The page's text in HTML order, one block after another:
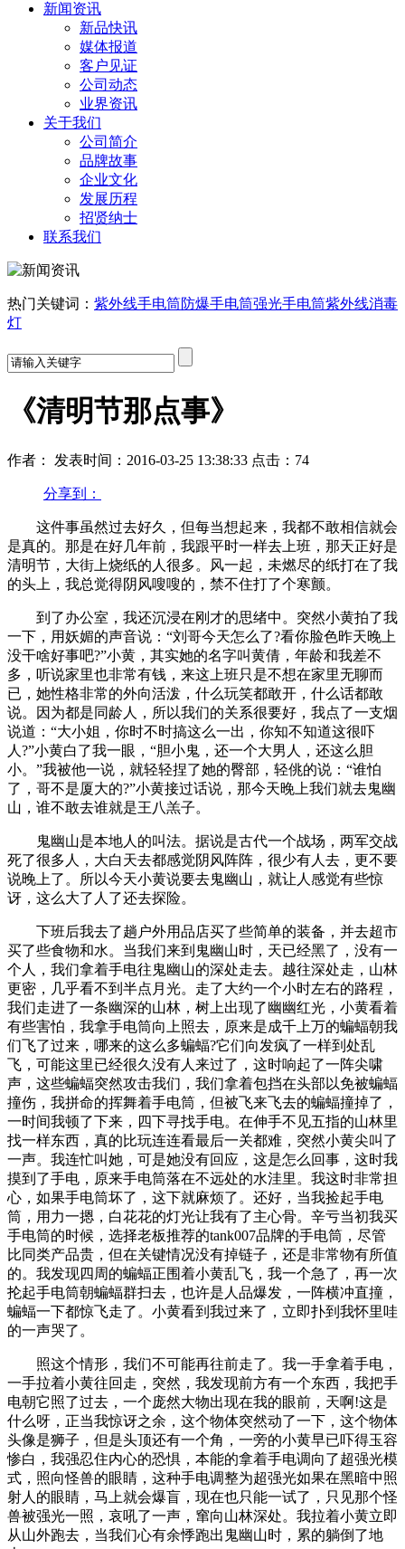
新闻资讯
新品快讯
媒体报道
客户见证
公司动态
业界资讯
关于我们
公司简介
品牌故事
企业文化
发展历程
招贤纳士
联系我们
热门关键词： 紫外线手电筒防爆手电筒强光手电筒紫外线消毒
灯
《清明节那点事》
作者： 发表时间：2016-03-25 13:38:33 点击：74
分享到：
这件事虽然过去好久，但每当想起来，我都不敢相信就会
是真的。那是在好几年前，我跟平时一样去上班，那天正好是
清明节，大街上烧纸的人很多。风一起，未燃尽的纸打在了我
的头上，我总觉得阴风嗖嗖的，禁不住打了个寒颤。
到了办公室，我还沉浸在刚才的思绪中。突然小黄拍了我
一下，用妖媚的声音说：“刘哥今天怎么了?看你脸色昨天晚上
没干啥好事吧?”小黄，其实她的名字叫黄倩，年龄和我差不
多，听说家里也非常有钱，来这上班只是不想在家里无聊而
已，她性格非常的外向活泼，什么玩笑都敢开，什么话都敢
说。因为都是同龄人，所以我们的关系很要好，我点了一支烟
说道：“大小姐，你时不时搞这么一出，你知不知道这很吓
人?”小黄白了我一眼，“胆小鬼，还一个大男人，还这么胆
小。”我被他一说，就轻轻捏了她的臀部，轻佻的说：“谁怕
了，哥不是厦大的?”小黄接过话说，那今天晚上我们就去鬼幽
山，谁不敢去谁就是王八羔子。
鬼幽山是本地人的叫法。据说是古代一个战场，两军交战
死了很多人，大白天去都感觉阴风阵阵，很少有人去，更不要
说晚上了。所以今天小黄说要去鬼幽山，就让人感觉有些惊
讶，这么大了人了还去探险。
下班后我去了趟户外用品店买了些简单的装备，并去超市
买了些食物和水。当我们来到鬼幽山时，天已经黑了，没有一
个人，我们拿着手电往鬼幽山的深处走去。越往深处走，山林
更密，几乎看不到半点月光。走了大约一个小时左右的路程，
我们走进了一条幽深的山林，树上出现了幽幽红光，小黄看着
有些害怕，我拿手电筒向上照去，原来是成千上万的蝙蝠朝我
们飞了过来，哪来的这么多蝙蝠?它们向发疯了一样到处乱
飞，可能这里已经很久没有人来过了，这时响起了一阵尖啸
声，这些蝙蝠突然攻击我们，我们拿着包挡在头部以免被蝙蝠
撞伤，我拼命的挥舞着手电筒，但被飞来飞去的蝙蝠撞掉了，
一时间我顿了下来，四下寻找手电。在伸手不见五指的山林里
找一样东西，真的比玩连连看最后一关都难，突然小黄尖叫了
一声。我连忙叫她，可是她没有回应，这是怎么回事，这时我
摸到了手电，原来手电筒落在不远处的水洼里。我这时非常担
心，如果手电筒坏了，这下就麻烦了。还好，当我捡起手电
筒，用力一摁，白花花的灯光让我有了主心骨。辛亏当初我买
手电筒的时候，选择老板推荐的tank007品牌的手电筒，尽管
比同类产品贵，但在关键情况没有掉链子，还是非常物有所值
的。我发现四周的蝙蝠正围着小黄乱飞，我一个急了，再一次
抡起手电筒朝蝙蝠群扫去，也许是人品爆发，一阵横冲直撞，
蝙蝠一下都惊飞走了。小黄看到我过来了，立即扑到我怀里哇
的一声哭了。
照这个情形，我们不可能再往前走了。我一手拿着手电，
一手拉着小黄往回走，突然，我发现前方有一个东西，我把手
电朝它照了过去，一个庞然大物出现在我的眼前，天啊!这是
什么呀，正当我惊讶之余，这个物体突然动了一下，这个物体
头像是狮子，但是头顶还有一个角，一旁的小黄早已吓得玉容
惨白，我强忍住内心的恐惧，本能的拿着手电调向了超强光模
式，照向怪兽的眼睛，这种手电调整为超强光如果在黑暗中照
射人的眼睛，马上就会爆盲，现在也只能一试了，只见那个怪
兽被强光一照，哀吼了一声，窜向山林深处。我拉着小黄立即
从山外跑去，当我们心有余悸跑出鬼幽山时，累的躺倒了地